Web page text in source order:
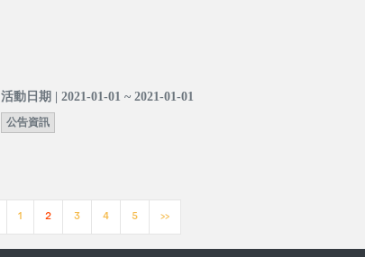
活動日期 | 2021-01-01 ~ 2021-01-01
公告資訊
1 2 3 4 5 >>